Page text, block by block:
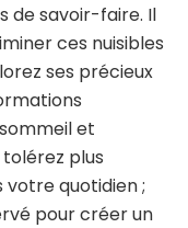
de savoir-faire. Il
ces nuisibles
ses précieux
et
plus
votre quotidien ;
pour créer un